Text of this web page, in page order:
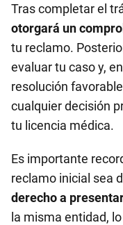
Tras completar el
otorgará un
tu reclamo.
evaluar tu caso y,
resolución
cualquier decisión
tu licencia médica.
Es importante
reclamo inicial sea
derecho a
la misma entidad,